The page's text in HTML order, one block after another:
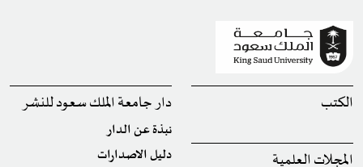
الكتب
المجلات العلمية
دار جامعة الملك سعود للنشر
نبذة عن الدار
دليل الاصدارات